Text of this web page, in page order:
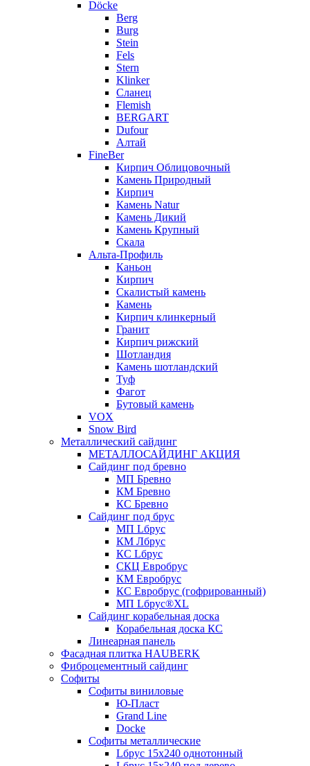
Döcke
Berg
Burg
Stein
Fels
Stern
Klinker
Сланец
Flemish
BERGART
Dufour
Алтай
FineBer
Кирпич Облицовочный
Камень Природный
Кирпич
Камень Natur
Камень Дикий
Камень Крупный
Скала
Альта-Профиль
Каньон
Кирпич
Скалистый камень
Камень
Кирпич клинкерный
Гранит
Кирпич рижский
Шотландия
Камень шотландский
Туф
Фагот
Бутовый камень
VOX
Snow Bird
Металлический сайдинг
МЕТАЛЛОСАЙДИНГ АКЦИЯ
Сайдинг под бревно
МП Бревно
КМ Бревно
КС Бревно
Сайдинг под брус
МП Lбрус
КМ Лбрус
КС Lбрус
СКЦ Евробрус
КМ Евробрус
КС Евробрус (гофрированный)
МП Lбрус®XL
Сайдинг корабельная доска
Корабельная доска КС
Линеарная панель
Фасадная плитка HAUBERK
Фиброцементный сайдинг
Софиты
Софиты виниловые
Ю-Пласт
Grand Line
Docke
Софиты металлические
Lбрус 15x240 однотонный